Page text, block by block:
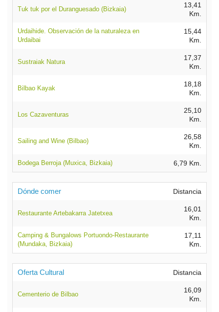
Tuk tuk por el Duranguesado (Bizkaia)
13,41
Km.
Urdaihide. Observación de la naturaleza en
Urdaibai
15,44
Km.
Sustraiak Natura
17,37
Km.
Bilbao Kayak
18,18
Km.
Los Cazaventuras
25,10
Km.
Sailing and Wine (Bilbao)
26,58
Km.
Bodega Berroja (Muxica, Bizkaia) 6,79 Km.
Dónde comer Distancia
Restaurante Artebakarra Jatetxea
16,01
Km.
Camping & Bungalows Portuondo-Restaurante
(Mundaka, Bizkaia)
17,11
Km.
Oferta Cultural Distancia
Cementerio de Bilbao
16,09
Km.